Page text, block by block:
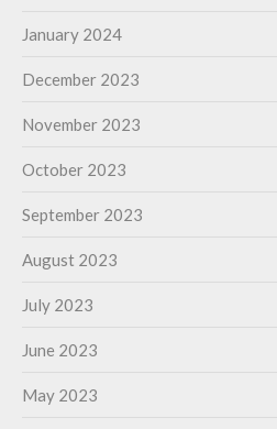
January 2024
December 2023
November 2023
October 2023
September 2023
August 2023
July 2023
June 2023
May 2023